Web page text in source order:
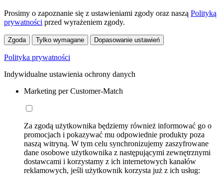
Prosimy o zapoznanie się z ustawieniami zgody oraz naszą Polityką
prywatności przed wyrażeniem zgody.
Zgoda Tylko wymagane Dopasowanie ustawień
Polityka prywatności
Indywidualne ustawienia ochrony danych
Marketing per Customer-Match
Za zgodą użytkownika będziemy również informować go o
promocjach i pokazywać mu odpowiednie produkty poza
naszą witryną. W tym celu synchronizujemy zaszyfrowane
dane osobowe użytkownika z następującymi zewnętrznymi
dostawcami i korzystamy z ich internetowych kanałów
reklamowych, jeśli użytkownik korzysta już z ich usług: